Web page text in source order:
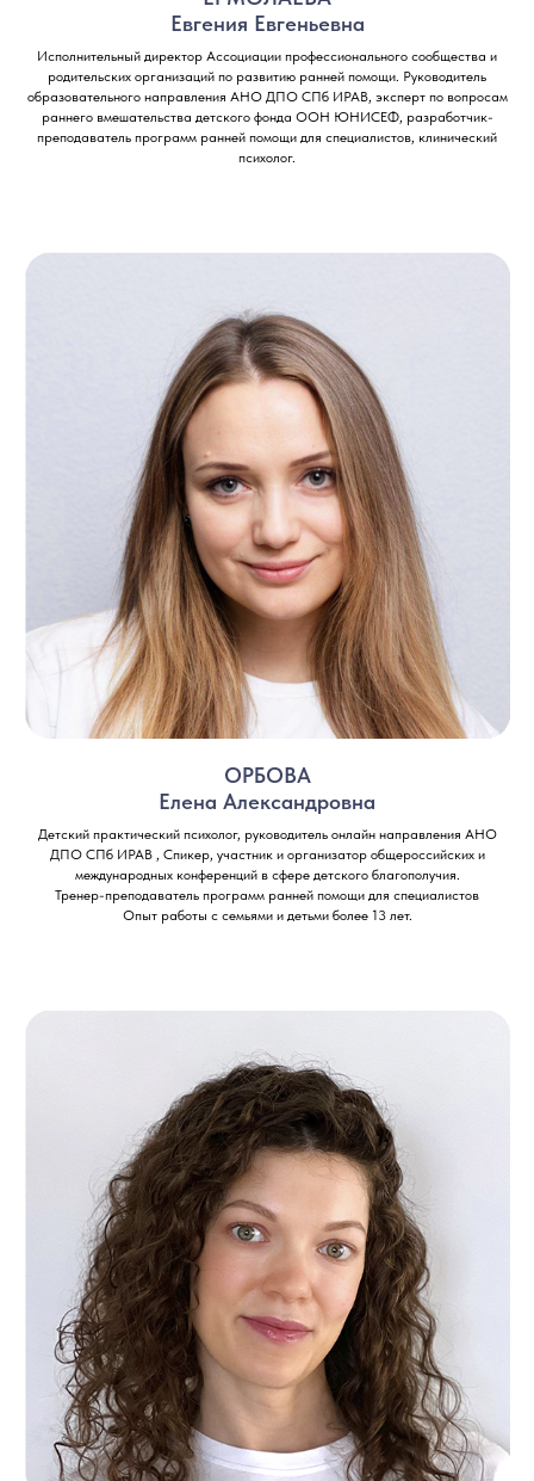
Евгения Евгеньевна
Исполнительный директор Ассоциации профессионального сообщества и
родительских организаций по развитию ранней помощи. Руководитель
образовательного направления АНО ДПО СПб ИРАВ, эксперт по вопросам
раннего вмешательства детского фонда ООН ЮНИСЕФ, разработчик-
преподаватель программ ранней помощи для специалистов, клинический
психолог.
ОРБОВА
Елена Александровна
Детский практический психолог, руководитель онлайн направления АНО
ДПО СПб ИРАВ , Спикер, участник и организатор общероссийских и
международных конференций в сфере детского благополучия.
Тренер-преподаватель программ ранней помощи для специалистов
Опыт работы с семьями и детьми более 13 лет.
Документы
iravonline@yandex.ru
+7 911 230 78 37